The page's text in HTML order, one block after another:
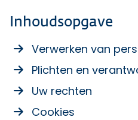
Inhoudsopgave
Verwerken van
Plichten en
Uw rechten
Cookies